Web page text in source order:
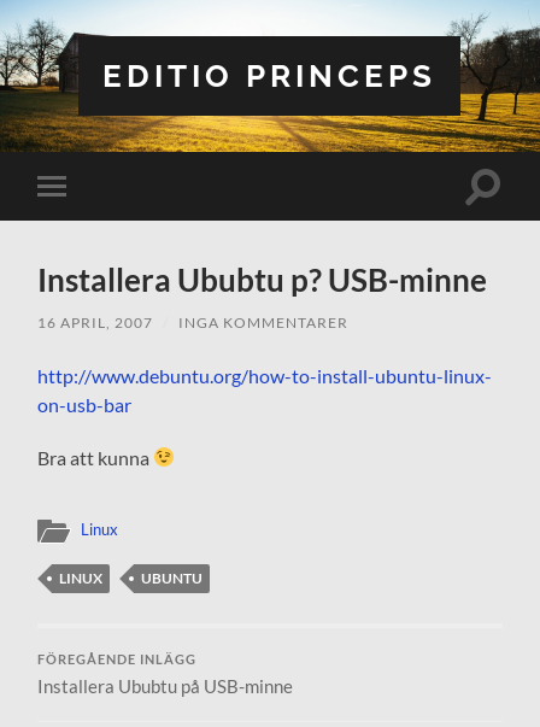
EDITIO PRINCEPS
Slå
på/av
Slå
Installera Ububtu p? USB-minne
16 APRIL, 2007 INGA KOMMENTARER
http://www.debuntu.org/how-to-install-ubuntu-linux-
on-usb-bar
Bra att kunna
Linux
LINUX UBUNTU
FÖREGÅENDE INLÄGG
Installera Ububtu på USB-minne